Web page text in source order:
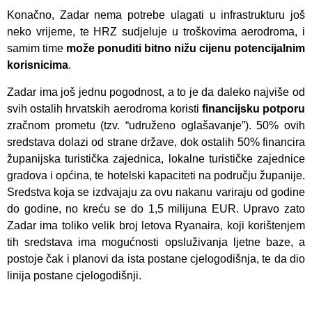
Konačno, Zadar nema potrebe ulagati u infrastrukturu još
neko vrijeme, te HRZ sudjeluje u troškovima aerodroma, i
samim time može ponuditi bitno nižu cijenu potencijalnim
korisnicima.
Zadar ima još jednu pogodnost, a to je da daleko najviše od
svih ostalih hrvatskih aerodroma koristi financijsku potporu
zračnom prometu (tzv. “udruženo oglašavanje”). 50% ovih
sredstava dolazi od strane države, dok ostalih 50% financira
županijska turistička zajednica, lokalne turističke zajednice
gradova i općina, te hotelski kapaciteti na području županije.
Sredstva koja se izdvajaju za ovu nakanu variraju od godine
do godine, no kreću se do 1,5 milijuna EUR. Upravo zato
Zadar ima toliko velik broj letova Ryanaira, koji korištenjem
tih sredstava ima mogućnosti opsluživanja ljetne baze, a
postoje čak i planovi da ista postane cjelogodišnja, te da dio
linija postane cjelogodišnji.